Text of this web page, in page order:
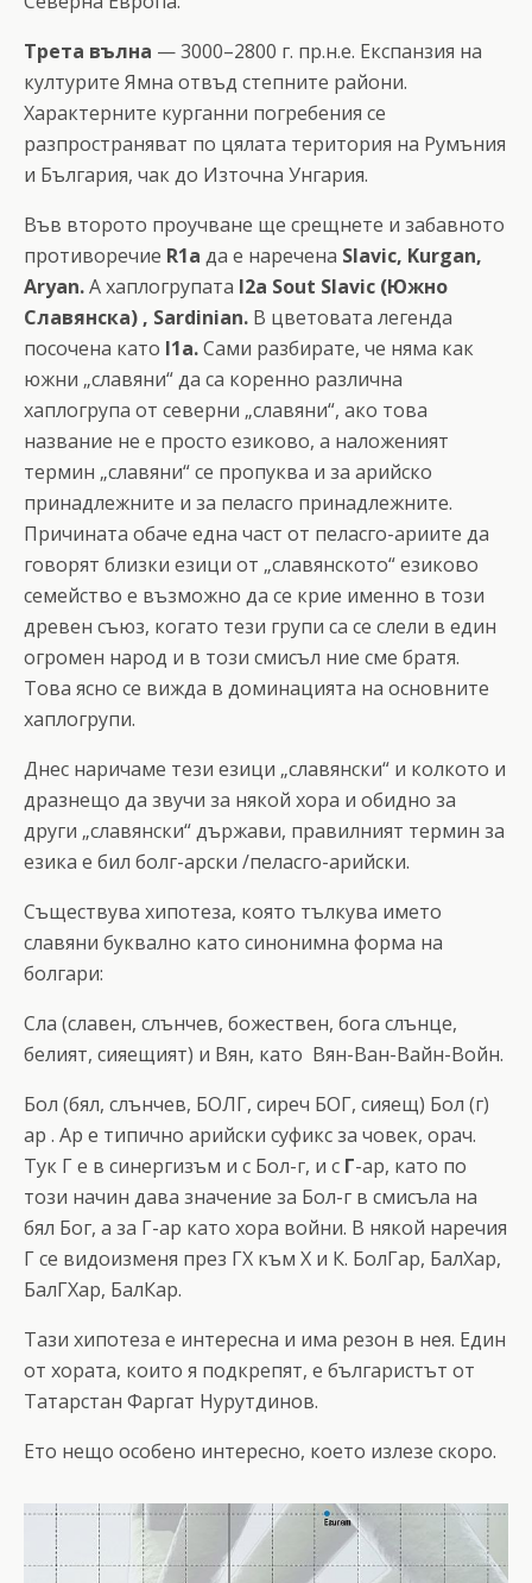
Трета вълна — 3000–2800 г. пр.н.е. Експанзия на
културите Ямна отвъд степните райони.
Характерните курганни погребения се
разпространяват по цялата територия на Румъния
и България, чак до Източна Унгария.
Във второто проучване ще срещнете и забавното
противоречие R1a да е наречена Slavic, Kurgan,
Aryan.А хаплогрупата I2a Sout Slavic (Южно
Славянска) , Sardinian. В цветовата легенда
посочена катo I1a.Сами разбирате, че няма как
южни „славяни“ да са коренно различна
хаплогрупа от северни „славяни“, ако това
название не е просто езиково, а наложеният
термин „славяни“ се пропуква и за арийско
принадлежните и за пеласго принадлежните.
Причината обаче една част от пеласго-ариите да
говорят близки езици от „славянското“ езиково
семейство е възможно да се крие именно в този
древен съюз, когато тези групи са се слели в един
огромен народ и в този смисъл ние сме братя.
Това ясно се вижда в доминацията на основните
хаплогрупи.
Днес наричаме тези езици „славянски“ и колкото и
дразнещо да звучи за някой хора и обидно за
други „славянски“ държави, правилният термин за
езика е бил болг-арски /пеласго-арийски.
Съществува хипотеза, която тълкува името
славяни буквално като синонимна форма на
болгари:
Сла (славен, слънчев, божествен, бога слънце,
белият, сияещият) и Вян, като Вян-Ван-Вайн-Войн.
Бол (бял, слънчев, БОЛГ, сиреч БОГ, сияещ) Бол (г)
ар . Ар е типично арийски суфикс за човек, орач.
Тук Г е в синергизъм и с Бол-г, и с Г-ар, като по
този начин дава значение за Бол-г в смисъла на
бял Бог, а за Г-ар като хора войни. В някой наречия
Г се видоизменя през ГХ към Х и К. БолГар, БалХар,
БалГХар, БалКар.
Тази хипотеза е интересна и има резон в нея. Един
от хората, които я подкрепят, е българистът от
Татарстан Фаргат Нурутдинов.
Ето нещо особено интересно, което излезе скоро.